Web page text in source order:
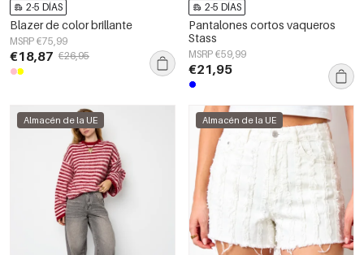
2-5 DÍAS
Blazer de color brillante
MSRP €75,99
€18,87 €26,95
2-5 DÍAS
Pantalones cortos vaqueros
Stass
MSRP €59,99
€21,95
Almacén de la UE Almacén de la UE